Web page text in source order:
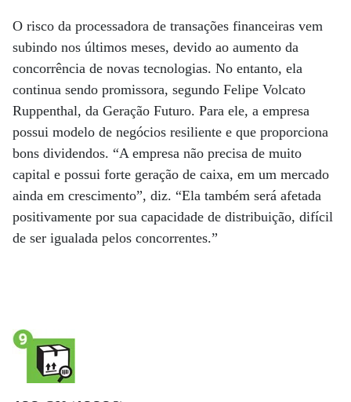
O risco da processadora de transações financeiras vem
subindo nos últimos meses, devido ao aumento da
concorrência de novas tecnologias. No entanto, ela
continua sendo promissora, segundo Felipe Volcato
Ruppenthal, da Geração Futuro. Para ele, a empresa
possui modelo de negócios resiliente e que proporciona
bons dividendos. “A empresa não precisa de muito
capital e possui forte geração de caixa, em um mercado
ainda em crescimento”, diz. “Ela também será afetada
positivamente por sua capacidade de distribuição, difícil
de ser igualada pelos concorrentes.”